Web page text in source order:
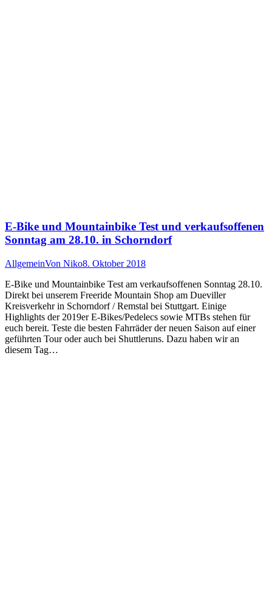
E-Bike und Mountainbike Test und verkaufsoffenen
Sonntag am 28.10. in Schorndorf
AllgemeinVon Niko8. Oktober 2018
E-Bike und Mountainbike Test am verkaufsoffenen Sonntag 28.10.
Direkt bei unserem Freeride Mountain Shop am Dueviller
Kreisverkehr in Schorndorf / Remstal bei Stuttgart. Einige
Highlights der 2019er E-Bikes/Pedelecs sowie MTBs stehen für
euch bereit. Teste die besten Fahrräder der neuen Saison auf einer
geführten Tour oder auch bei Shuttleruns. Dazu haben wir an
diesem Tag…